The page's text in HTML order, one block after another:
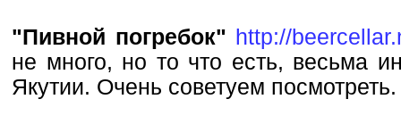
"Пивной погребок" http://
не много, но то что есть, весьма
Якутии. Очень советуем